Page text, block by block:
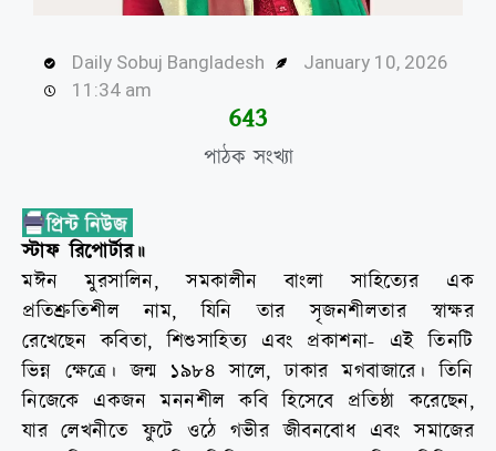
Daily Sobuj Bangladesh
January 10, 2026
11:34 am
পাঠক সংখ্যা
645
স্টাফ রিপোর্টার॥
মঈন মুরসালিন, সমকালীন বাংলা সাহিত্যের এক
প্রতিশ্রুতিশীল নাম, যিনি তার সৃজনশীলতার স্বাক্ষর
রেখেছেন কবিতা, শিশুসাহিত্য এবং প্রকাশনা- এই তিনটি
ভিন্ন ক্ষেত্রে। জন্ম ১৯৮৪ সালে, ঢাকার মগবাজারে। তিনি
নিজেকে একজন মননশীল কবি হিসেবে প্রতিষ্ঠা করেছেন,
যার লেখনীতে ফুটে ওঠে গভীর জীবনবোধ এবং সমাজের